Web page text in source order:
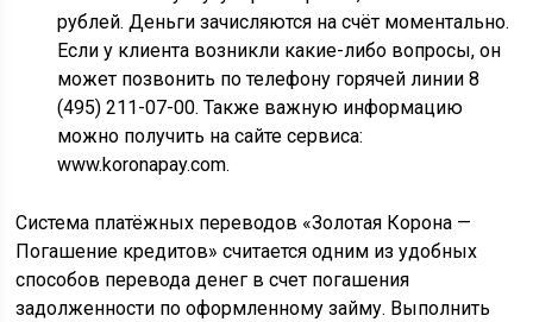
рублей. Деньги зачисляются на счёт моментально.
Если у клиента возникли какие-либо вопросы, он
может позвонить по телефону горячей линии 8
(495) 211-07-00. Также важную информацию
можно получить на сайте сервиса:
www.koronapay.com.
Система платёжных переводов «Золотая Корона —
Погашение кредитов» считается одним из удобных
способов перевода денег в счет погашения
задолженности по оформленному займу. Выполнить